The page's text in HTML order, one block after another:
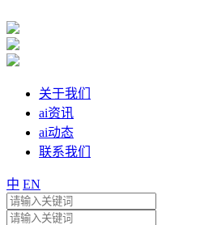
关于我们
ai资讯
ai动态
联系我们
中 EN